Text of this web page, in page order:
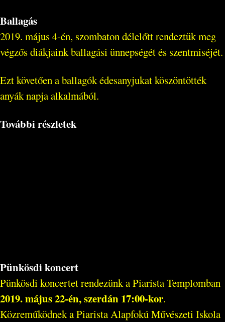
Ballagás
2019. május 4-én, szombaton délelőtt rendeztük meg
végzős diákjaink ballagási ünnepségét és szentmiséjét.
Ezt követően a ballagók édesanyjukat köszöntötték
anyák napja alkalmából.
További részletek
Pünkösdi koncert
Pünkösdi koncertet rendezünk a Piarista Templomban
2019. május 22-én, szerdán 17:00-kor.
Közreműködnek a Piarista Alapfokú Művészeti Iskola